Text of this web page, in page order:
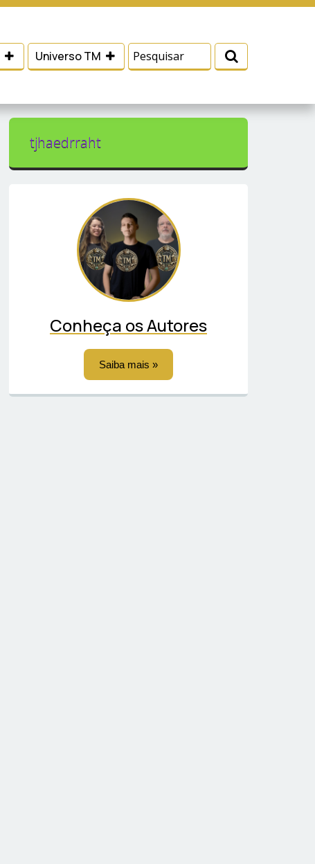
Universo TM
tjhaedrraht
Conheça os Autores
Saiba mais »